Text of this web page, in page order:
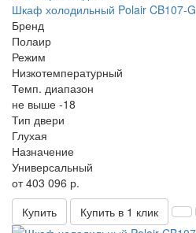
Шкаф холодильный Polair CB107-G
Бренд
Полаир
Режим
Низкотемпературный
Темп. диапазон
не выше -18
Тип двери
Глухая
Назначение
Универсальный
от 403 096 р.
Купить
Купить в 1 клик